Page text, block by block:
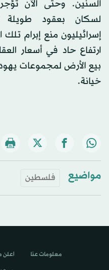
السنين. وحتى الآن
لسكان بعقود طويلة
إسرائيليون منع إبرام
ارتفاع حاد في أسعار
بيع الأرض لمجموعات
خيانة.
مواضيع فلسطين
معلومات عنا اعلن